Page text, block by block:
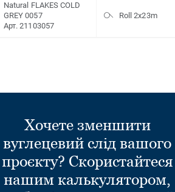
Natural FLAKES COLD
GREY 0057
Арт. 21103057
Roll 2x23m
Хочете зменшити
вуглецевий слід вашого
проєкту? Скористайтеся
нашим калькулятором,